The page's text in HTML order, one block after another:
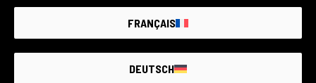
FRANÇAIS
DEUTSCH